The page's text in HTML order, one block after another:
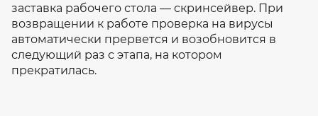
заставка рабочего стола — скринсейвер. При
возвращении к работе проверка на вирусы
автоматически прервется и возобновится в
следующий раз с этапа, на котором
прекратилась.